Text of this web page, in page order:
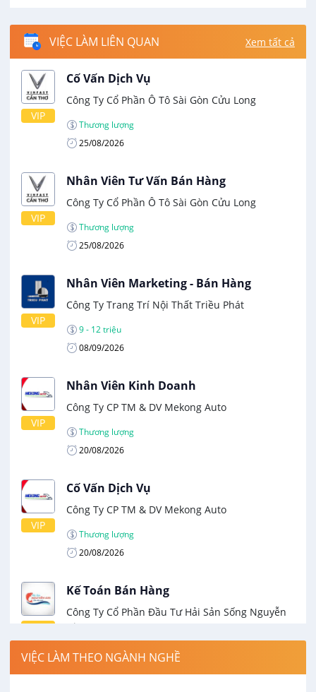
VIỆC LÀM LIÊN QUAN Xem tất cả
VIP
Cố Vấn Dịch Vụ
Công Ty Cổ Phần Ô Tô Sài Gòn Cửu Long
Thương lượng
25/08/2026
VIP
Nhân Viên Tư Vấn Bán Hàng
Công Ty Cổ Phần Ô Tô Sài Gòn Cửu Long
Thương lượng
25/08/2026
VIP
Nhân Viên Marketing - Bán Hàng
Công Ty Trang Trí Nội Thất Triều Phát
9 - 12 triệu
08/09/2026
VIP
Nhân Viên Kinh Doanh
Công Ty CP TM & DV Mekong Auto
Thương lượng
20/08/2026
VIP
Cố Vấn Dịch Vụ
Công Ty CP TM & DV Mekong Auto
Thương lượng
20/08/2026
VIP
Kế Toán Bán Hàng
Công Ty Cổ Phần Đầu Tư Hải Sản Sống Nguyễn
Gia
12 - 15 triệu
VIỆC LÀM THEO NGÀNH NGHỀ